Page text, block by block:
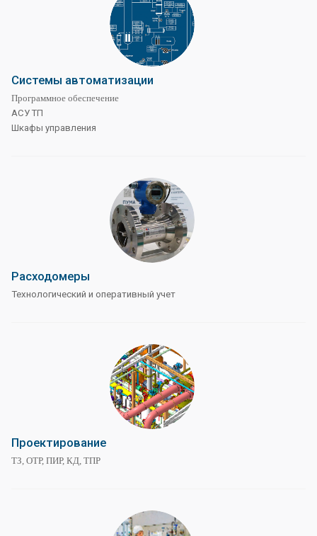
Системы автоматизации
Программное обеспечение
АСУ ТП
Шкафы управления
Расходомеры
Технологический и оперативный учет
Проектирование
ТЗ, ОТР, ПИР, КД, ТПР